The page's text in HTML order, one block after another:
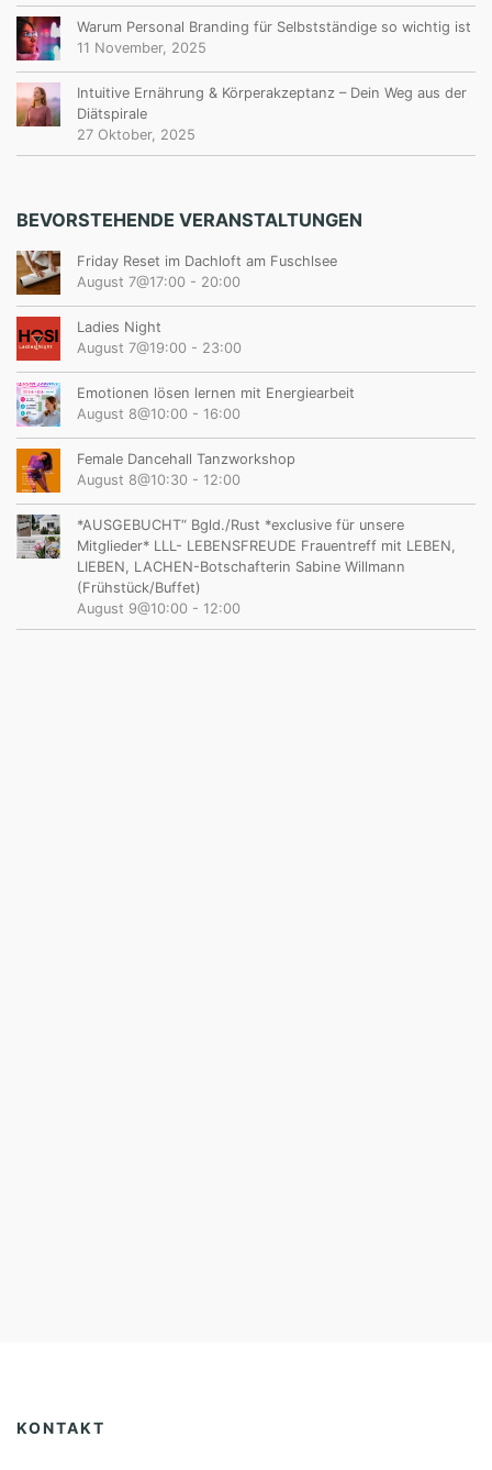
Warum Personal Branding für Selbstständige so wichtig ist
11 November, 2025
Intuitive Ernährung & Körperakzeptanz – Dein Weg aus der
Diätspirale
27 Oktober, 2025
BEVORSTEHENDE VERANSTALTUNGEN
Friday Reset im Dachloft am Fuschlsee
August 7@17:00 - 20:00
Ladies Night
August 7@19:00 - 23:00
Emotionen lösen lernen mit Energiearbeit
August 8@10:00 - 16:00
Female Dancehall Tanzworkshop
August 8@10:30 - 12:00
*AUSGEBUCHT“ Bgld./Rust *exclusive für unsere
Mitglieder* LLL- LEBENSFREUDE Frauentreff mit LEBEN,
LIEBEN, LACHEN-Botschafterin Sabine Willmann
(Frühstück/Buffet)
August 9@10:00 - 12:00
KONTAKT